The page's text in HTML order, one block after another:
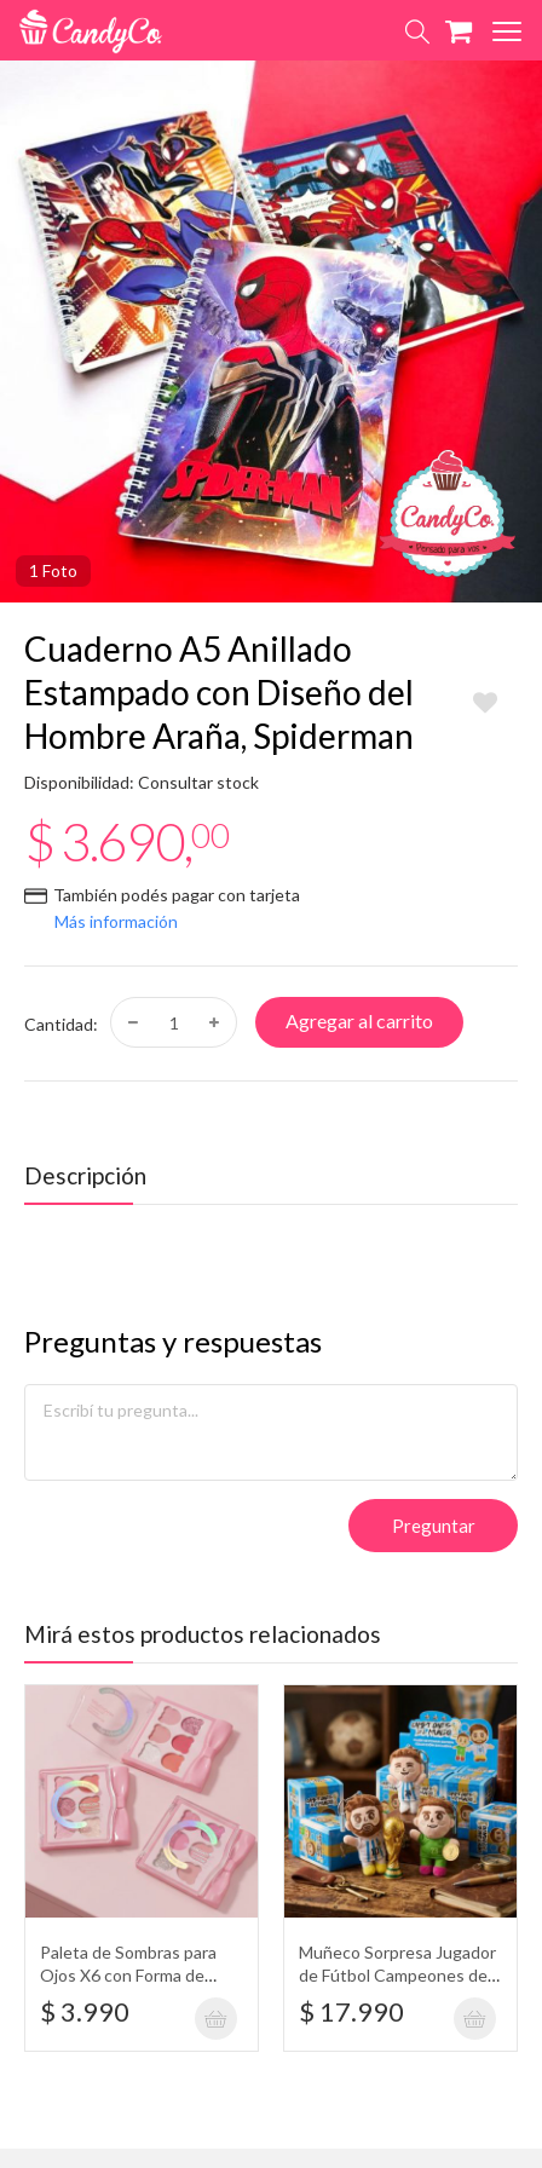
1 Foto
Cuaderno A5 Anillado
Estampado con Diseño del
Hombre Araña, Spiderman
Disponibilidad: Consultar stock
$ 3.690,00
También podés pagar con tarjeta
Más información
Cantidad: Agregar al carrito
Descripción
Preguntas y respuestas
Preguntar
Mirá estos productos relacionados
Paleta de Sombras para
Ojos X6 con Forma de
Osos High-Pigment
Shades Deliver Intense
$ 3.990
Muñeco Sorpresa Jugador
de Fútbol Campeones del
Mundo en Caja
$ 17.990